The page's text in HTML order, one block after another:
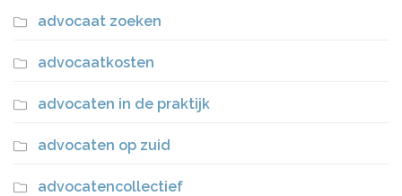
advocaat zoeken
advocaatkosten
advocaten in de praktijk
advocaten op zuid
advocatencollectief